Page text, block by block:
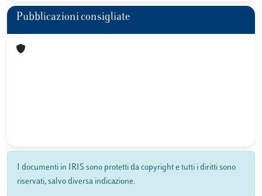
Pubblicazioni consigliate
I documenti in IRIS sono protetti da copyright e tutti i diritti sono
riservati, salvo diversa indicazione.